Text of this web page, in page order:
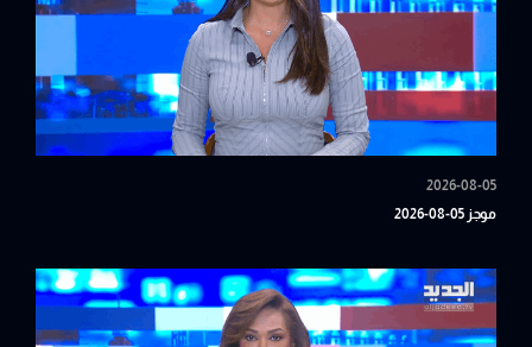
2026-08-05
موجز 05-08-2026